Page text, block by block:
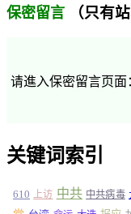
保密留言 （只有
请進入保密留言页面
关键词索引
610 上访 中共 中共病毒